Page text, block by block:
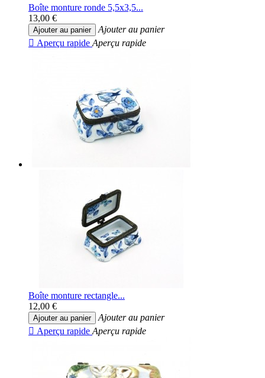
Boîte monture ronde 5,5x3,5...
13,00 €
Ajouter au panier
Ajouter au panier
 Aperçu rapide Aperçu rapide
Boîte monture rectangle...
12,00 €
Ajouter au panier
Ajouter au panier
 Aperçu rapide Aperçu rapide